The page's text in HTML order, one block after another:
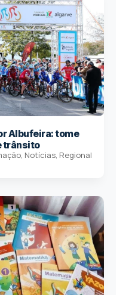
Albufeira: tome
trânsito
Notícias Regional